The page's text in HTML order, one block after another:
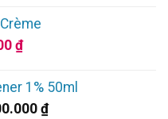
₫.
tại
₫.
₫Giá
tại
là:
1% 50ml
₫Khoảng